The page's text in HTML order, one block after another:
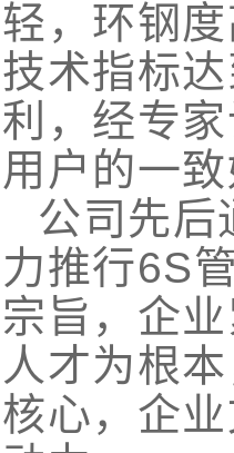
轻，环钢
技术指标
利，经专
用户的一致
公司先
力推行6S
宗旨，企
人才为根
核心，企